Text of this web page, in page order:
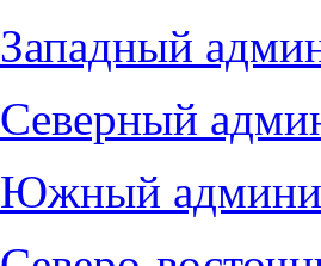
Западный
Северный
Южный